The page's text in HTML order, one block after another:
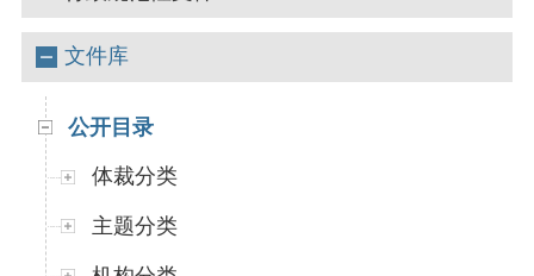
文件库
公开目录
体裁分类
主题分类